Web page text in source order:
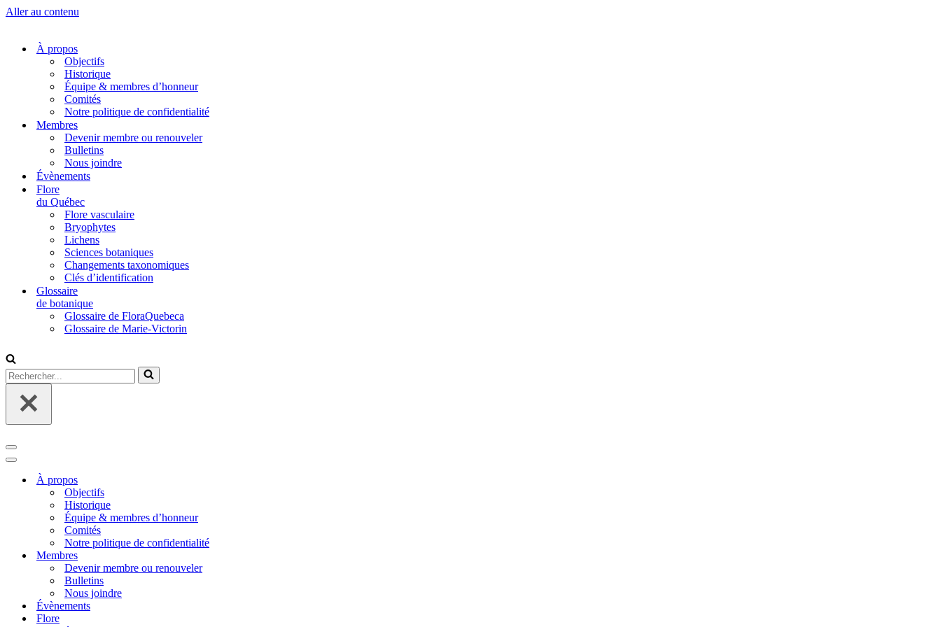
Aller au contenu
À propos
Objectifs
Historique
Équipe & membres d’honneur
Comités
Notre politique de confidentialité
Membres
Devenir membre ou renouveler
Bulletins
Nous joindre
Évènements
Flore
du Québec
Flore vasculaire
Bryophytes
Lichens
Sciences botaniques
Changements taxonomiques
Clés d’identification
Glossaire
de botanique
Glossaire de FloraQuebeca
Glossaire de Marie-Victorin
Rechercher...
Menu
de
navigation
Menu
navigationÀ propos
Objectifs
Historique
Équipe & membres d’honneur
Comités
Notre politique de confidentialité
Membres
Devenir membre ou renouveler
Bulletins
Nous joindre
Évènements
Flore